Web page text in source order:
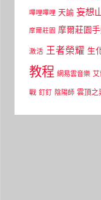
嗶哩嗶哩 天諭 妄想
摩爾莊園 摩爾莊園
激活 王者榮耀 生
教程 網易雲音樂
戰 釘釘 陰陽師 雲頂之